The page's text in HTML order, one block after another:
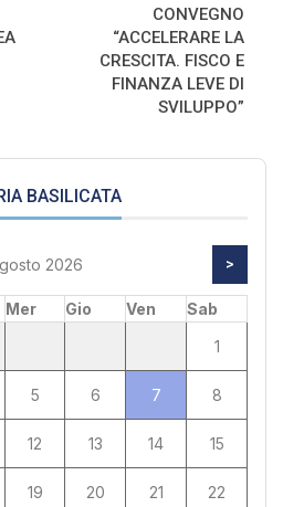
CONVEGNO
“ACCELERARE LA
CRESCITA. FISCO E
FINANZA LEVE DI
SVILUPPO”
BASILICATA
2026 >
Mer Gio Ven
Sab
1
5 6 7 8
12 13 14 15
19 20 21 22